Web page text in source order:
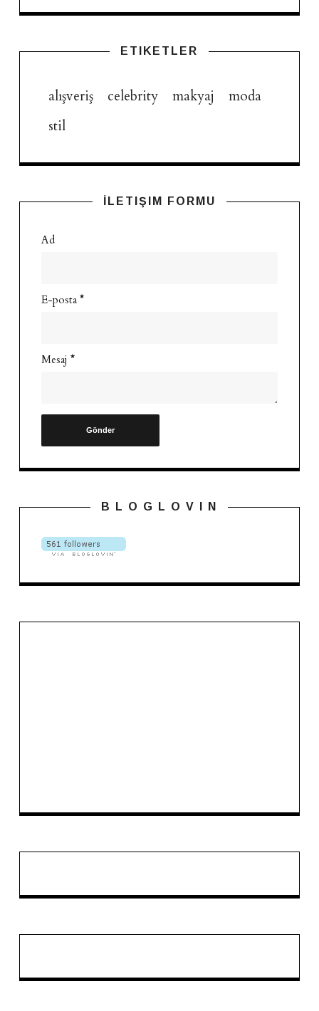
ETIKETLER
alışveriş celebrity makyaj
moda
stil
İLETIŞIM FORMU
Ad
E-posta *
Mesaj *
B L O G L O V I N